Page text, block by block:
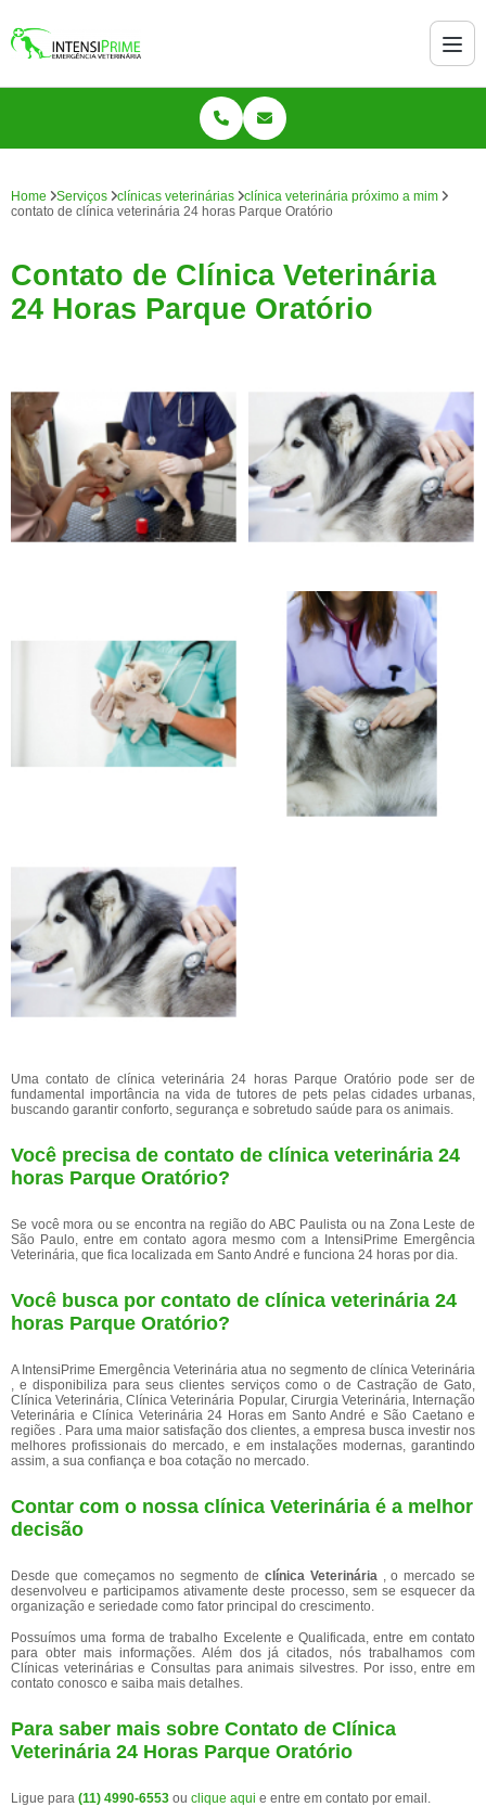
Home Serviços clínicas veterinárias
clínica veterinária próximo a mim
contato de clínica veterinária 24 horas Parque Oratório
Contato de Clínica Veterinária
24 Horas Parque Oratório
Uma contato de clínica veterinária 24 horas Parque Oratório pode ser de
fundamental importância na vida de tutores de pets pelas cidades urbanas,
buscando garantir conforto, segurança e sobretudo saúde para os animais.
Você precisa de contato de clínica veterinária 24
horas Parque Oratório?
Se você mora ou se encontra na região do ABC Paulista ou na Zona Leste de
São Paulo, entre em contato agora mesmo com a IntensiPrime Emergência
Veterinária, que fica localizada em Santo André e funciona 24 horas por dia.
Você busca por contato de clínica veterinária 24
horas Parque Oratório?
A IntensiPrime Emergência Veterinária atua no segmento de clínica Veterinária
, e disponibiliza para seus clientes serviços como o de Castração de Gato,
Clínica Veterinária, Clínica Veterinária Popular, Cirurgia Veterinária, Internação
Veterinária e Clínica Veterinária 24 Horas em Santo André e São Caetano e
regiões . Para uma maior satisfação dos clientes, a empresa busca investir nos
melhores profissionais do mercado, e em instalações modernas, garantindo
assim, a sua confiança e boa cotação no mercado.
Contar com o nossa clínica Veterinária é a melhor
decisão
Desde que começamos no segmento de clínica Veterinária , o mercado se
desenvolveu e participamos ativamente deste processo, sem se esquecer da
organização e seriedade como fator principal do crescimento.
Possuímos uma forma de trabalho Excelente e Qualificada, entre em contato
para obter mais informações. Além dos já citados, nós trabalhamos com
Clínicas veterinárias e Consultas para animais silvestres. Por isso, entre em
contato conosco e saiba mais detalhes.
Para saber mais sobre Contato de Clínica
Veterinária 24 Horas Parque Oratório
Ligue para (11) 4990-6553 ou clique aqui e entre em contato por email.